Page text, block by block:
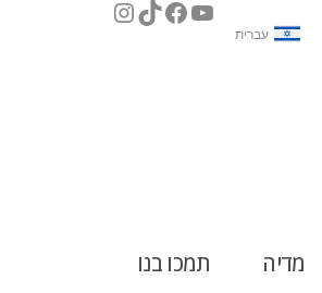
עברית
מדיה תמכו בנו